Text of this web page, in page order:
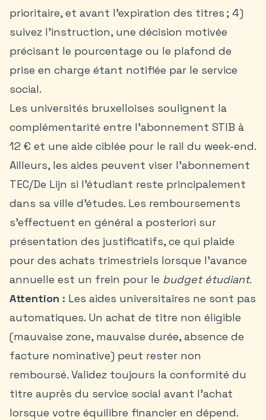
prioritaire, et avant l’expiration des titres ; 4)
suivez l’instruction, une décision motivée
précisant le pourcentage ou le plafond de
prise en charge étant notifiée par le service
social.
Les universités bruxelloises soulignent la
complémentarité entre l’abonnement STIB à
12 € et une aide ciblée pour le rail du week-end.
Ailleurs, les aides peuvent viser l’abonnement
TEC/De Lijn si l’étudiant reste principalement
dans sa ville d’études. Les remboursements
s’effectuent en général a posteriori sur
présentation des justificatifs, ce qui plaide
pour des achats trimestriels lorsque l’avance
annuelle est un frein pour le budget étudiant.
Attention : Les aides universitaires ne sont pas
automatiques. Un achat de titre non éligible
(mauvaise zone, mauvaise durée, absence de
facture nominative) peut rester non
remboursé. Validez toujours la conformité du
titre auprès du service social avant l’achat
lorsque votre équilibre financier en dépend.